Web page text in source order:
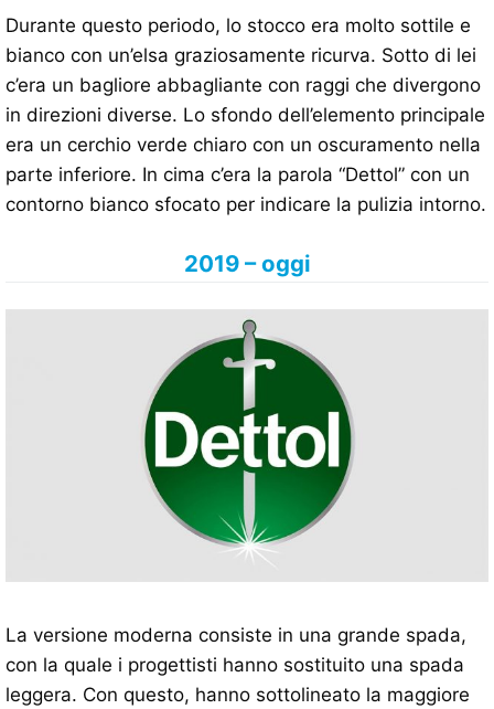
Durante questo periodo, lo stocco era molto sottile e
bianco con un’elsa graziosamente ricurva. Sotto di lei
c’era un bagliore abbagliante con raggi che divergono
in direzioni diverse. Lo sfondo dell’elemento principale
era un cerchio verde chiaro con un oscuramento nella
parte inferiore. In cima c’era la parola “Dettol” con un
contorno bianco sfocato per indicare la pulizia intorno.
2019 – oggi
La versione moderna consiste in una grande spada,
con la quale i progettisti hanno sostituito una spada
leggera. Con questo, hanno sottolineato la maggiore